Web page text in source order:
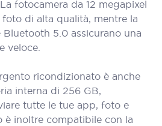
fotocamera da 12 megapixel
di alta qualità, mentre la
5.0 assicurano una
veloce.
ricondizionato è anche
interna di 256 GB,
tutte le tue app, foto e
è inoltre compatibile con la